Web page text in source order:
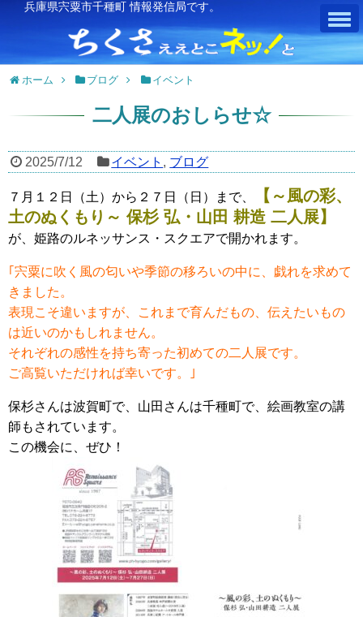
兵庫県宍粟市千種町 情報発信局です。
ホーム ブログ イベント
二人展のおしらせ☆
2025/7/12 イベント , ブログ
７月１２日（土）から２７日（日）まで、
【～風の彩、
土のぬくもり～ 保杉 弘・山田 耕造 二人展】
が、姫路のルネッサンス・スクエアで開かれます。
｢宍粟に吹く風の匂いや季節の移ろいの中に、戯れを求めて
きました。
表現こそ違いますが、これまで育んだもの、伝えたいもの
は近いのかもしれません。
それぞれの感性を持ち寄った初めての二人展です。
ご高覧いただければ幸いです。｣
保杉さんは波賀町で、山田さんは千種町で、絵画教室の講
師もされています。
この機会に、ぜひ！